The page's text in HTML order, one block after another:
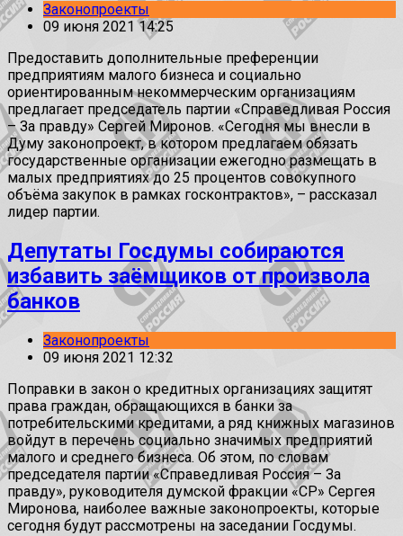
Законопроекты
09 июня 2021 14:25
Предоставить дополнительные преференции
предприятиям малого бизнеса и социально
ориентированным некоммерческим организациям
предлагает председатель партии «Справедливая Россия
– За правду» Сергей Миронов. «Сегодня мы внесли в
Думу законопроект, в котором предлагаем обязать
государственные организации ежегодно размещать в
малых предприятиях до 25 процентов совокупного
объёма закупок в рамках госконтрактов», – рассказал
лидер партии.
Депутаты Госдумы собираются
избавить заёмщиков от произвола
банков
Законопроекты
09 июня 2021 12:32
Поправки в закон о кредитных организациях защитят
права граждан, обращающихся в банки за
потребительскими кредитами, а ряд книжных магазинов
войдут в перечень социально значимых предприятий
малого и среднего бизнеса. Об этом, по словам
председателя партии «Справедливая Россия – За
правду», руководителя думской фракции «СР» Сергея
Миронова, наиболее важные законопроекты, которые
сегодня будут рассмотрены на заседании Госдумы.